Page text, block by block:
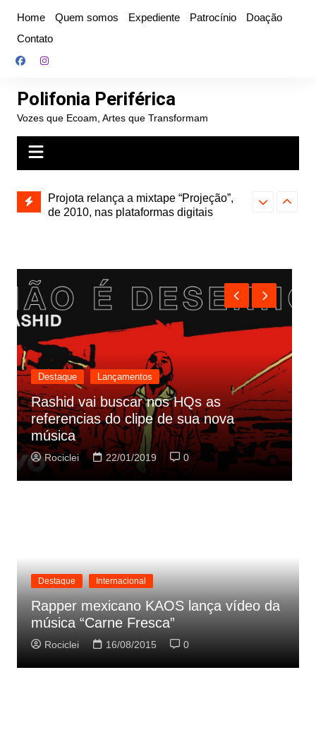
conteúdo
Home Quem somos Expediente Patrocínio
Doação
Contato
Polifonia Periférica
Vozes que Ecoam, Artes que Transformam
e abre
autoral,
Projota relança a mixtape “Projeção”,
de 2010, nas plataformas digitais
Farofa
Destaque Lançamentos
Rashid vai buscar nos HQs as
referencias do clipe de sua nova
música
Rociclei 22/01/2019 0
Destaque Internacional
Rapper mexicano KAOS lança vídeo da
música “Carne Fresca”
Rociclei 16/08/2015 0